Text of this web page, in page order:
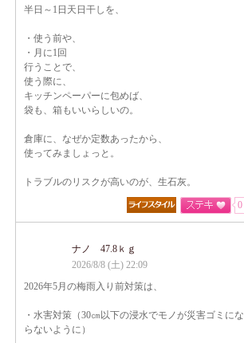
半日～1日天日干しを、
・使う前や、
・月に1回
行うことで、
使う際に、
キッチンペーパーに包めば、
袋も、箱もいいらしいの。
倉庫に、なぜか定数あったから、
使ってみましょっと。
トラブルのリスクが高いのが、生石灰。
0
ナノ 47.8ｋｇ
2026/8/8 (土) 22:09
2026年5月の梅雨入り前対策は、
・水害対策（30㎝以下の浸水でモノが災害ゴミにな
らないように）